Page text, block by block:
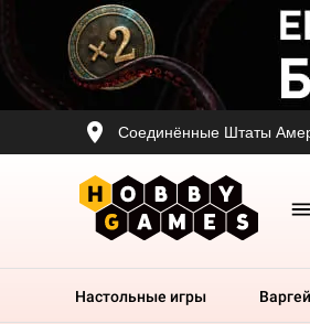
Соединённые Штаты
Настольные игры